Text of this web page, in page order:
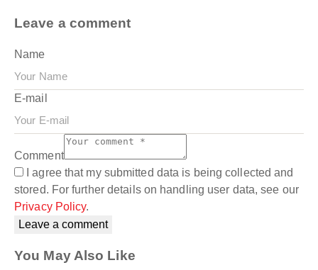
Leave a comment
Name
E-mail
Comment
I agree that my submitted data is being collected and
stored. For further details on handling user data, see our
Privacy Policy.
You May Also Like